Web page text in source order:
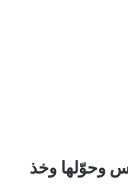
وحوّلها وخذ